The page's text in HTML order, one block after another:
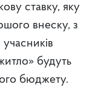
ставку, яку
внеску, з
будуть
бюджету.